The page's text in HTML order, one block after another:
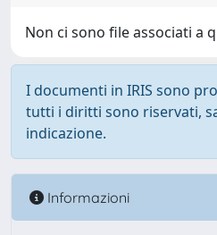
Non ci sono file associati a
I documenti in IRIS sono
tutti i diritti sono riservati,
indicazione.
Informazioni